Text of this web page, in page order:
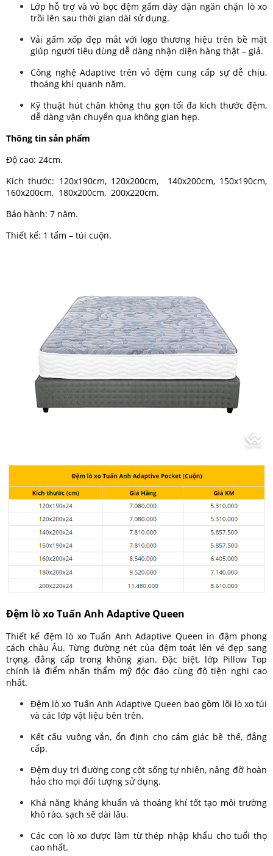
Lớp hỗ trợ và vỏ bọc đệm gấm dày dặn ngăn chặn lò xo
trồi lên sau thời gian dài sử dụng.
Vải gấm xốp đẹp mắt với logo thương hiệu trên bề mặt
giúp người tiêu dùng dễ dàng nhận diện hàng thật – giả.
Công nghệ Adaptive trên vỏ đệm cung cấp sự dễ chịu,
thoáng khí quanh năm.
Kỹ thuật hút chân không thu gọn tối đa kích thước đệm,
dễ dàng vận chuyển qua không gian hẹp.
Thông tin sản phẩm
Độ cao: 24cm.
Kích thước: 120x190cm, 120x200cm, 140x200cm, 150x190cm,
160x200cm, 180x200cm, 200x220cm.
Bảo hành: 7 năm.
Thiết kế: 1 tấm – túi cuộn.
Đệm lò xo Tuấn Anh Adaptive Queen
Thiết kế đệm lò xo Tuấn Anh Adaptive Queen in đậm phong
cách châu Âu. Từng đường nét của đệm toát lên vẻ đẹp sang
trọng, đẳng cấp trong không gian. Đặc biệt, lớp Pillow Top
chính là điểm nhấn thẩm mỹ độc đáo cùng độ tiện nghi cao
nhất.
Đệm lò xo Tuấn Anh Adaptive Queen bao gồm lõi lò xo túi
và các lớp vật liệu bên trên.
Kết cấu vuông vắn, ổn định cho cảm giác bề thế, đẳng
cấp.
Đệm duy trì đường cong cột sống tự nhiên, nâng đỡ hoàn
hảo cho mọi đối tượng sử dụng.
Khả năng kháng khuẩn và thoáng khí tốt tạo môi trường
khô ráo, sạch sẽ dài lâu.
Các con lò xo được làm từ thép nhập khẩu cho tuổi thọ
cao nhất.